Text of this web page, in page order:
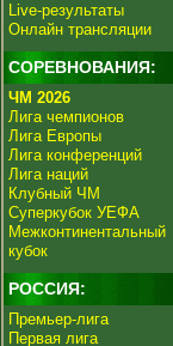
Live-результаты
Онлайн трансляции
СОРЕВНОВАНИЯ:
ЧМ 2026
Лига чемпионов
Лига Европы
Лига конференций
Лига наций
Клубный ЧМ
Суперкубок УЕФА
Межконтинентальный
кубок
РОССИЯ:
Премьер-лига
Первая лига